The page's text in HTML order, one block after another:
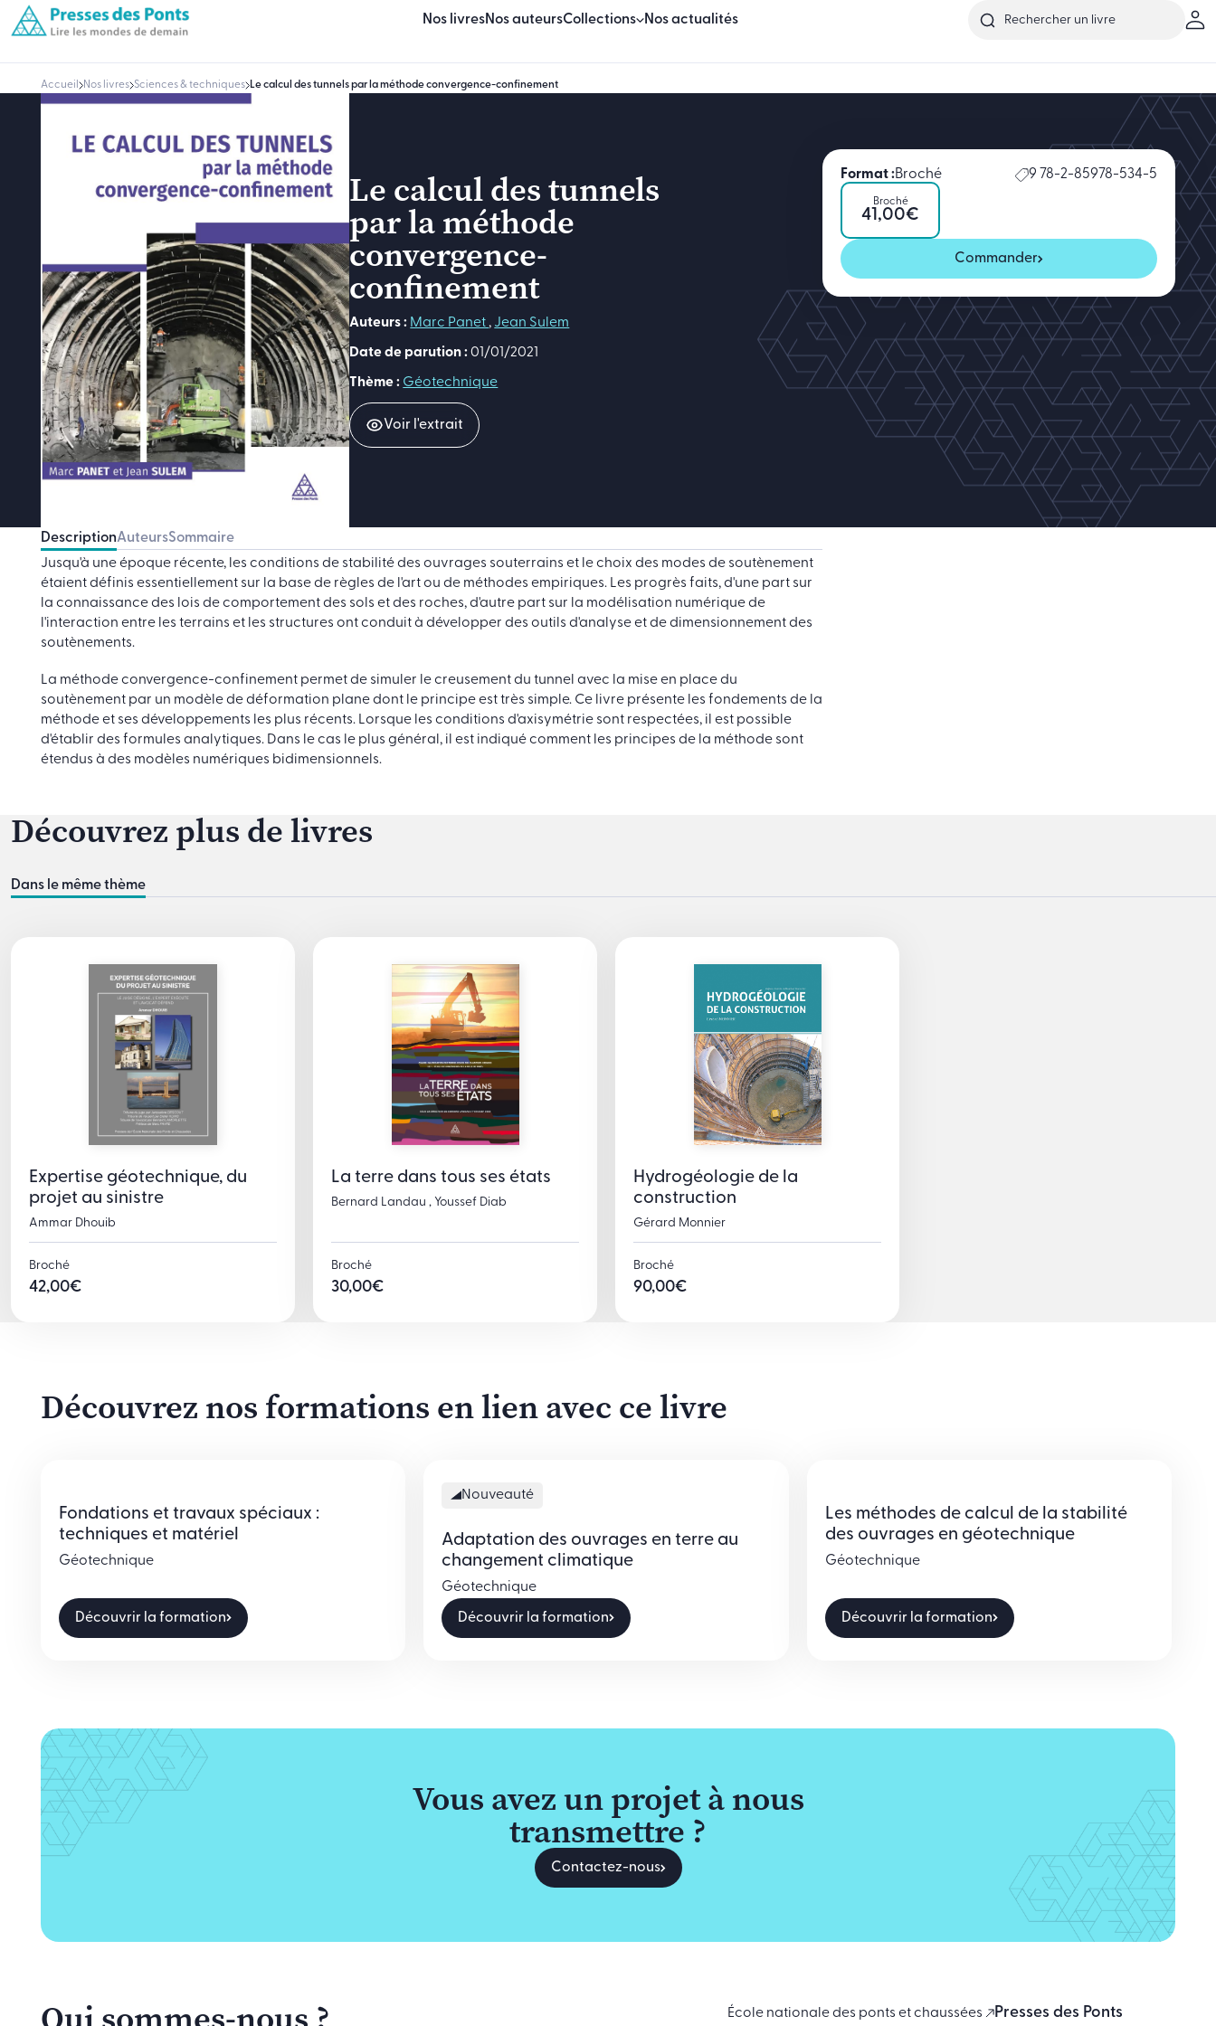
Nos livresNos auteursCollections
Sciences & techniques
Sciences humaines & sociales
Nos actualités
Accueil Nos livres Sciences & techniques Le calcul des tunnels par la méthode convergence-confinement
Le calcul des tunnels
par la méthode
convergence-
confinement
Auteurs : Marc Panet, Jean Sulem
Date de parution :01/01/2021
Thème : Géotechnique
Voir l'extrait
DescriptionAuteursSommaire
Jusqu'à une époque récente, les conditions de stabilité des ouvrages souterrains et le choix des modes de soutènement
étaient définis essentiellement sur la base de règles de l'art ou de méthodes empiriques. Les progrès faits, d'une part sur
la connaissance des lois de comportement des sols et des roches, d'autre part sur la modélisation numérique de
l'interaction entre les terrains et les structures ont conduit à développer des outils d'analyse et de dimensionnement des
soutènements.
La méthode convergence-confinement permet de simuler le creusement du tunnel avec la mise en place du
soutènement par un modèle de déformation plane dont le principe est très simple. Ce livre présente les fondements de la
méthode et ses développements les plus récents. Lorsque les conditions d'axisymétrie sont respectées, il est possible
d'établir des formules analytiques. Dans le cas le plus général, il est indiqué comment les principes de la méthode sont
étendus à des modèles numériques bidimensionnels.
Format :Broché 9 78-2-85978-534-5
Broché
41,00€
Commander
Découvrez plus de livres
Dans le même thème
Expertise géotechnique, du
projet au sinistre
Ammar Dhouib
Broché
42,00€
La terre dans tous ses états
Bernard Landau , Youssef Diab
Broché
30,00€
Hydrogéologie de la
construction
Gérard Monnier
Broché
90,00€
Découvrez nos formations en lien avec ce livre
Fondations et travaux spéciaux :
techniques et matériel
Géotechnique
Découvrir la formation
Nouveauté
Adaptation des ouvrages en terre au
changement climatique
Géotechnique
Découvrir la formation
Les méthodes de calcul de la stabilité
des ouvrages en géotechnique
Géotechnique
Découvrir la formation
Vous avez un projet à nous
transmettre ?
Contactez-nous
École nationale des ponts et chaussées Presses des Ponts